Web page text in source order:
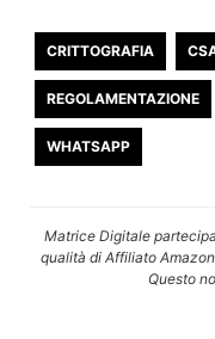
CRITTOGRAFIA
REGOLAMENTAZIONE
WHATSAPP
Matrice Digitale
qualità di Affiliato
Questo